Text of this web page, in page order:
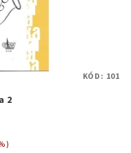
2
KÓD: 101